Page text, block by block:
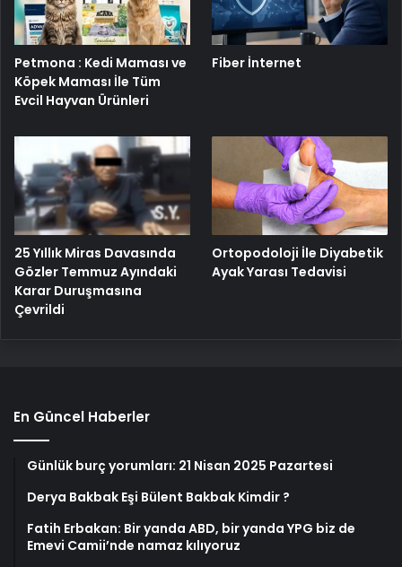
Petmona : Kedi Maması ve
Köpek Maması İle Tüm
Evcil Hayvan Ürünleri
Fiber İnternet
25 Yıllık Miras Davasında
Gözler Temmuz Ayındaki
Karar Duruşmasına
Çevrildi
Ortopodoloji İle Diyabetik
Ayak Yarası Tedavisi
En Güncel Haberler
Günlük burç yorumları: 21 Nisan 2025 Pazartesi
Derya Bakbak Eşi Bülent Bakbak Kimdir ?
Fatih Erbakan: Bir yanda ABD, bir yanda YPG biz de
Emevi Camii’nde namaz kılıyoruz